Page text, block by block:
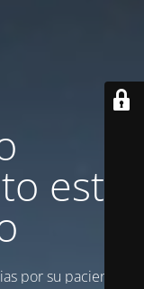
está
por su paciencia!